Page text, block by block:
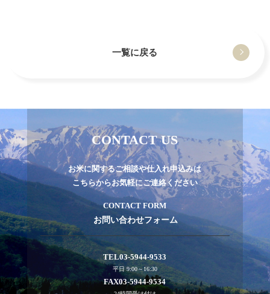
一覧に戻る
CONTACT US
お米に関するご相談や仕入れ申込みは
こちらからお気軽にご連絡ください
CONTACT FORM
お問い合わせフォーム
TEL03-5944-9533
平日 9:00～16:30
FAX03-5944-9534